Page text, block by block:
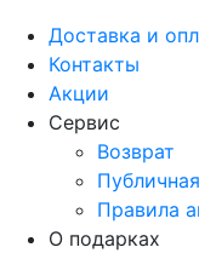
Доставка и
Контакты
Акции
Сервис
Возврат
Правила
О подарках